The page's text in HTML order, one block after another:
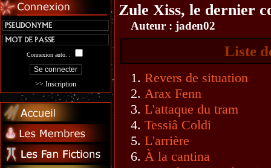
Connexion auto. :
>> Inscription
Zule Xiss, le dernier
Auteur : jaden02
Liste
Revers de situation
Arax Fenn
L'attaque du tram
Tessiâ Coldi
L'arrière
À la cantina